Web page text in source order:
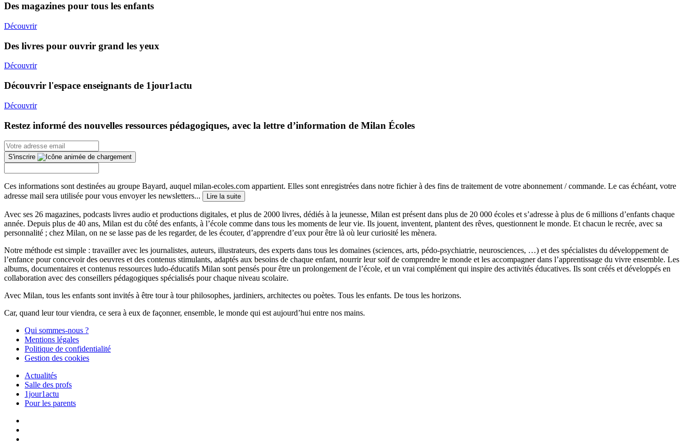
Des magazines pour tous les enfants
Découvrir
Des livres pour ouvrir grand les yeux
Découvrir
Découvrir l'espace enseignants de 1jour1actu
Découvrir
Restez informé des nouvelles ressources pédagogiques, avec la lettre d’information de Milan Écoles
S'inscrire
Ces informations sont destinées au groupe Bayard, auquel milan-ecoles.com appartient. Elles sont enregistrées dans notre fichier à des fins de traitement de votre abonnement / commande. Le cas échéant, votre
adresse mail sera utilisée pour vous envoyer les newsletters...
Lire la suite
Avec ses 26 magazines, podcasts livres audio et productions digitales, et plus de 2000 livres, dédiés à la jeunesse, Milan est présent dans plus de 20 000 écoles et s’adresse à plus de 6 millions d’enfants chaque
année. Depuis plus de 40 ans, Milan est du côté des enfants, à l’école comme dans tous les moments de leur vie. Ils jouent, inventent, plantent des rêves, questionnent le monde. Et chacun le recrée, avec sa
personnalité ; chez Milan, on ne se lasse pas de les regarder, de les écouter, d’apprendre d’eux pour être là où leur curiosité les mènera.
Notre méthode est simple : travailler avec les journalistes, auteurs, illustrateurs, des experts dans tous les domaines (sciences, arts, pédo-psychiatrie, neurosciences, …) et des spécialistes du développement de
l’enfance pour concevoir des oeuvres et des contenus stimulants, adaptés aux besoins de chaque enfant, nourrir leur soif de comprendre le monde et les accompagner dans l’apprentissage du vivre ensemble. Les
albums, documentaires et contenus ressources ludo-éducatifs Milan sont pensés pour être un prolongement de l’école, et un vrai complément qui inspire des activités éducatives. Ils sont créés et développés en
collaboration avec des conseillers pédagogiques spécialisés pour chaque niveau scolaire.
Avec Milan, tous les enfants sont invités à être tour à tour philosophes, jardiniers, architectes ou poètes. Tous les enfants. De tous les horizons.
Car, quand leur tour viendra, ce sera à eux de façonner, ensemble, le monde qui est aujourd’hui entre nos mains.
Qui sommes-nous ?
Mentions légales
Politique de confidentialité
Gestion des cookies
Actualités
Salle des profs
1jour1actu
Pour les parents